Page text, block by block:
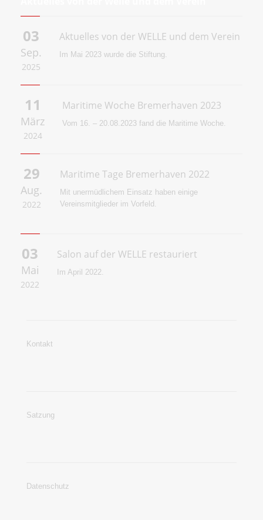
03
Sep.
2025
Aktuelles von der WELLE und dem Verein
Im Mai 2023 wurde die Stiftung.
11
März
2024
Maritime Woche Bremerhaven 2023
Vom 16. – 20.08.2023 fand die Maritime Woche.
29
Aug.
2022
Maritime Tage Bremerhaven 2022
Mit unermüdlichem Einsatz haben einige
Vereinsmitglieder im Vorfeld.
03
Mai
2022
Salon auf der WELLE restauriert
Im April 2022.
Kontakt
Satzung
Datenschutz